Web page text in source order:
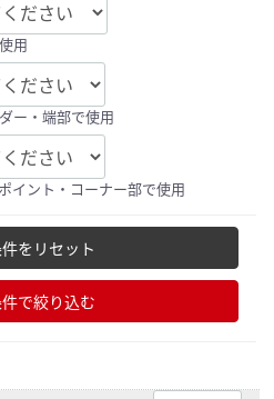
用
ー・端部で使用
イント・コーナー部で使用
をリセット
で絞り込む